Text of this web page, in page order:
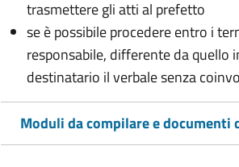
trasmettere gli atti al prefetto
se è possibile procedere entro i
responsabile, differente da
destinatario il verbale senza
Moduli da compilare e documenti